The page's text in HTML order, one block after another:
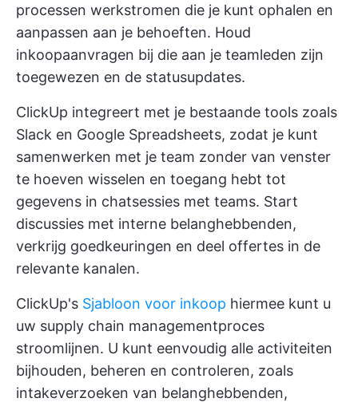
processen werkstromen die je kunt ophalen en
aanpassen aan je behoeften. Houd
inkoopaanvragen bij die aan je teamleden zijn
toegewezen en de statusupdates.
ClickUp integreert met je bestaande tools zoals
Slack en Google Spreadsheets, zodat je kunt
samenwerken met je team zonder van venster
te hoeven wisselen en toegang hebt tot
gegevens in chatsessies met teams. Start
discussies met interne belanghebbenden,
verkrijg goedkeuringen en deel offertes in de
relevante kanalen.
ClickUp's Sjabloon voor inkoop hiermee kunt u
uw supply chain managementproces
stroomlijnen. U kunt eenvoudig alle activiteiten
bijhouden, beheren en controleren, zoals
intakeverzoeken van belanghebbenden,